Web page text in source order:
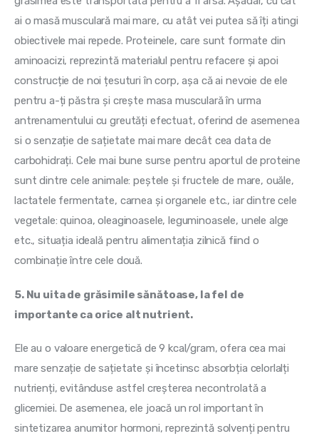
ai o masă musculară mai mare, cu atât vei putea să îți atingi
obiectivele mai repede. Proteinele, care sunt formate din
aminoacizi, reprezintă materialul pentru refacere și apoi
construcție de noi țesuturi în corp, așa că ai nevoie de ele
pentru a-ți păstra și crește masa musculară în urma
antrenamentului cu greutăți efectuat, oferind de asemenea
si o senzație de sațietate mai mare decât cea data de
carbohidrați. Cele mai bune surse pentru aportul de proteine
sunt dintre cele animale: peștele și fructele de mare, ouăle,
lactatele fermentate, carnea și organele etc., iar dintre cele
vegetale: quinoa, oleaginoasele, leguminoasele, unele alge
etc., situația ideală pentru alimentația zilnică fiind o
combinație între cele două.
5. Nu uita de grăsimile sănătoase, la fel de
importante ca orice alt nutrient.
Ele au o valoare energetică de 9 kcal/gram, ofera cea mai
mare senzație de sațietate și încetinsc absorbția celorlalți
nutrienți, evitânduse astfel creșterea necontrolată a
glicemiei. De asemenea, ele joacă un rol important în
sintetizarea anumitor hormoni, reprezintă solvenți pentru